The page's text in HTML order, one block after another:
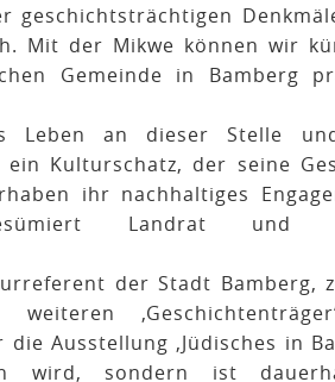
Mit der Mikwe können wir
Gemeinde in Bamberg
Leben an dieser Stelle
Kulturschatz, der seine
ihr nachhaltiges
Landrat und
der Stadt Bamberg,
Ausstellung ‚Jüdisches in
wird, sondern ist